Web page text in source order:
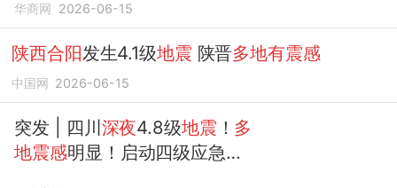
华商网 2026-06-15
陕西合阳发生4.1级地震 陕晋多地有震感
中国网 2026-06-15
突发 | 四川 深夜4.8级地震 ！ 多
地震感明显！启动四级应急响